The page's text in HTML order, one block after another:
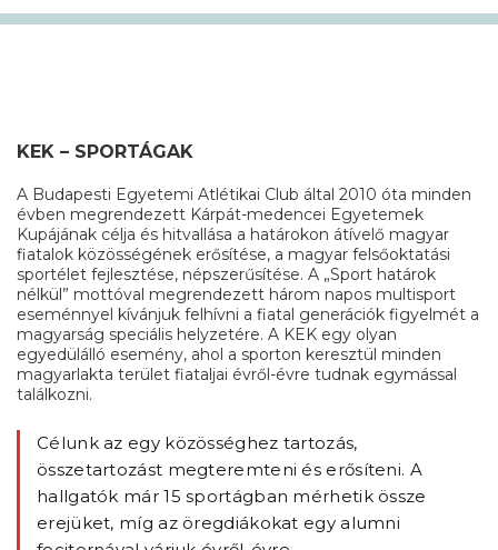
KEK – SPORTÁGAK
A Budapesti Egyetemi Atlétikai Club által 2010 óta minden
évben megrendezett Kárpát-medencei Egyetemek
Kupájának célja és hitvallása a határokon átívelő magyar
fiatalok közösségének erősítése, a magyar felsőoktatási
sportélet fejlesztése, népszerűsítése. A „Sport határok
nélkül” mottóval megrendezett három napos multisport
eseménnyel kívánjuk felhívni a fiatal generációk figyelmét a
magyarság speciális helyzetére. A KEK egy olyan
egyedülálló esemény, ahol a sporton keresztül minden
magyarlakta terület fiataljai évről-évre tudnak egymással
találkozni.
Célunk az egy közösséghez tartozás,
összetartozást megteremteni és erősíteni. A
hallgatók már 15 sportágban mérhetik össze
erejüket, míg az öregdiákokat egy alumni